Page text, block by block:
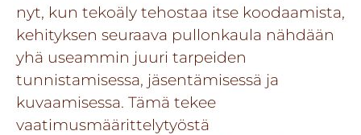
nyt, kun tekoäly tehostaa itse koodaamista,
kehityksen seuraava pullonkaula nähdään
yhä useammin juuri tarpeiden
tunnistamisessa, jäsentämisessä ja
kuvaamisessa. Tämä tekee
vaatimusmäärittelytyöstä